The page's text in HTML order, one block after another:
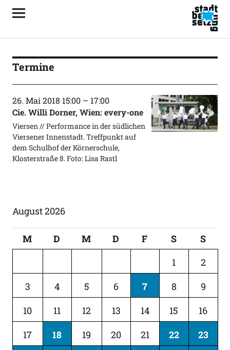
Termine
26. Mai 2018 15:00– 17:00
Cie. Willi Dorner, Wien: every-one
Viersen // Performance in der südlichen
Viersener Innenstadt. Treffpunkt auf
dem Schulhof der Körnerschule,
Klosterstraße 8. Foto: Lisa Rastl
August 2026
M D M D F S
S
1
2
3
4 5 6 7 8
9
10
11 12 13 14 15
16
17
18 19 20 21 22
23